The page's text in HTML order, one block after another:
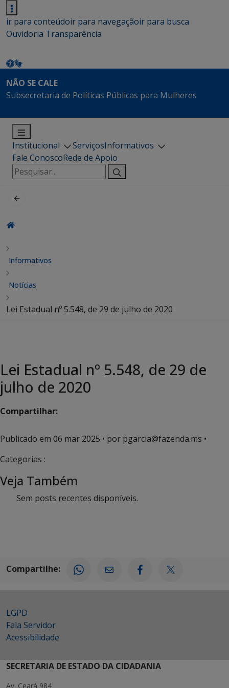
ir para conteúdoir para navegaçãoir para busca
Ouvidoria Transparência
NÃO SE CALE
Subsecretaria de Políticas Públicas para Mulheres
Institucional ServiçosInformativos
Fale ConoscoRede de Apoio
Pesquisar
por:
Informativos
Notícias
Lei Estadual nº 5.548, de 29 de julho de 2020
Lei Estadual nº 5.548, de 29 de
julho de 2020
Compartilhar:
Publicado em 06 mar 2025 • por pgarcia@fazenda.ms •
Categorias :
Veja Também
Sem posts recentes disponíveis.
Compartilhe:
LGPD
Fala Servidor
Acessibilidade
SECRETARIA DE ESTADO DA CIDADANIA
Av. Ceará 984